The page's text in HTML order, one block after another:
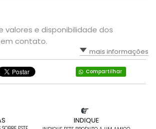
valores e disponibilidade dos
contato.
mais informações
Compartilhar
INDIQUE